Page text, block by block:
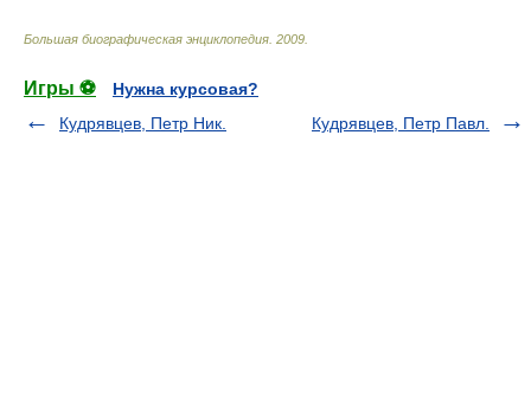
Большая биографическая энциклопедия 2009
Игры ⚽
Нужна курсовая?
Кудрявцев, Петр Ник.
Кудрявцев, Петр Павл.